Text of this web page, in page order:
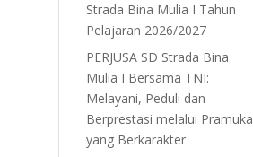
Strada Bina Mulia I Tahun
Pelajaran 2026/2027
PERJUSA SD Strada Bina
Mulia I Bersama TNI:
Melayani, Peduli dan
Berprestasi melalui Pramuka
yang Berkarakter